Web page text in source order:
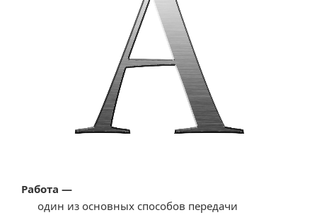
измерения
поверхностной
плотности.
Калькуляторы
поверхностной
плотности.»
Работа —
один из основных способов передачи